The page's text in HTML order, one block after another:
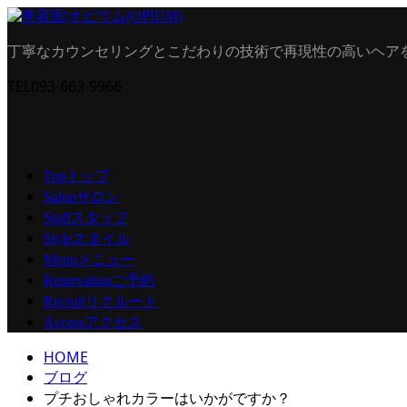
丁寧なカウンセリングとこだわりの技術で再現性の高いヘア
Top トップ
Salonサロン
Staffスタッフ
Styleスタイル
Menuメニュー
Reservationご予約
Recruitリクルート
Accessアクセス
HOME
ブログ
プチおしゃれカラーはいかがですか？